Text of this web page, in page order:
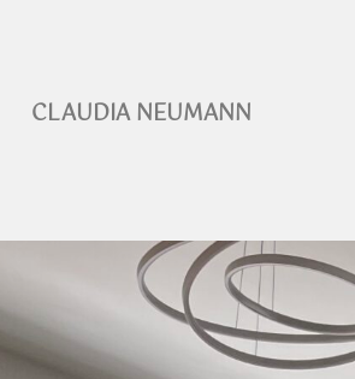
CLAUDIA NEUMANN